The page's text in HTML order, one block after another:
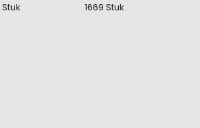
1669 Stuk